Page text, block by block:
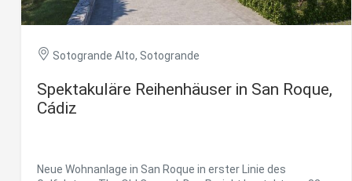
mediterrane Klima das ganze Jahr über zu genießen.
#ref:CBSH1517
Sotogrande Alto, Sotogrande
Spektakuläre Reihenhäuser in San Roque,
Cádiz
Neue Wohnanlage in San Roque in erster Linie des
Diese
seiner
auf